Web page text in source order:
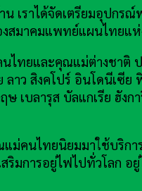
าน เราได้จัดเตรียมอุป
สมาคมแพทย์แผนไทยแ
ทยและคุณแม่ต่างชาติ
ลาว สิงคโปร์ อินโดนีเซี
เบลารุส บัลแกเรีย ฮังก
ม่คนไทยนิยมมาใช้บริก
ริมการอยู่ไฟไปทั่วโลก